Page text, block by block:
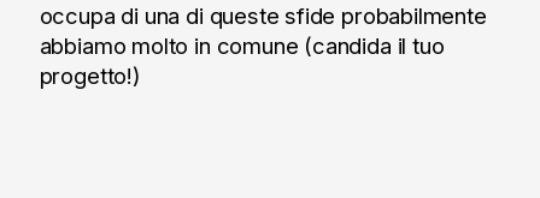
occupa di una di queste sfide probabilmente
abbiamo molto in comune (candida il tuo
progetto!)